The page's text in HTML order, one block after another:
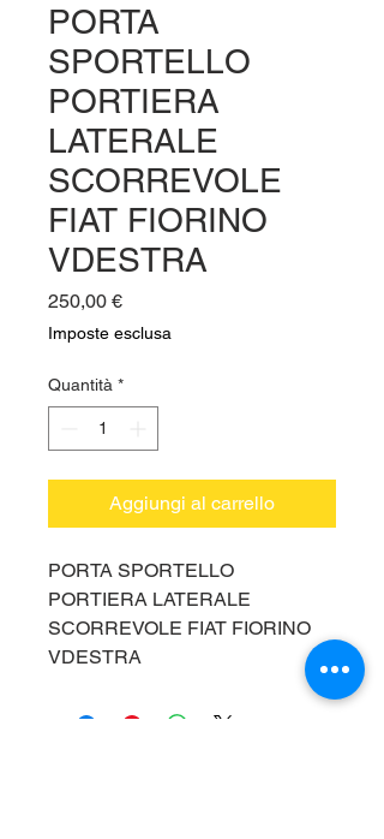
PORTA
SPORTELLO
PORTIERA
LATERALE
SCORREVOLE
FIAT FIORINO
VDESTRA
250,00 €Prezzo
Imposte esclusa
Quantità *
Aggiungi al carrello
PORTA SPORTELLO
PORTIERA LATERALE
SCORREVOLE FIAT FIORINO
VDESTRA